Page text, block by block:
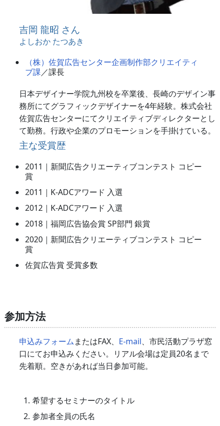
吉岡 龍昭 さん
よしおか たつあき
（株）佐賀広告センター企画制作部クリエイティ
ブ課／課長
日本デザイナー学院九州校を卒業後、長崎のデザイン事
務所にてグラフィックデザイナーを4年経験。株式会社
佐賀広告センターにてクリエイティブディレクターとし
て勤務。行政や企業のプロモーションを手掛けている。
主な受賞歴
2011｜新聞広告クリエーティブコンテスト コピー
賞
2011｜K-ADCアワード 入選
2012｜K-ADCアワード 入選
2018｜福岡広告協会賞 SP部門 銀賞
2020｜新聞広告クリエーティブコンテスト コピー
賞
佐賀広告賞 受賞多数
参加方法
申込みフォームまたはFAX、 E-mail、市民活動プラザ窓
口にてお申込みください。リアル会場は定員20名まで
先着順。空きがあれば当日参加可能。
希望するセミナーのタイトル
参加者全員の氏名